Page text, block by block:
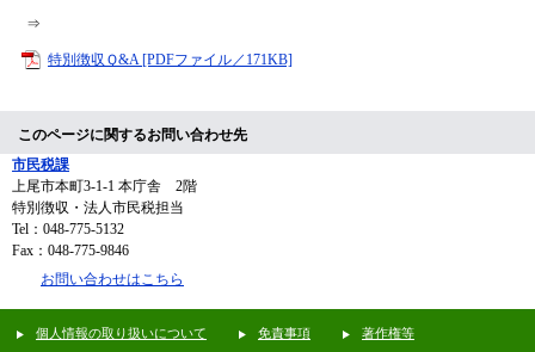
⇒
特別徴収Ｑ&A [PDFファイル／171KB]
このページに関するお問い合わせ先
市民税課
上尾市本町3-1-1 本庁舎 2階
特別徴収・法人市民税担当
Tel：048-775-5132
Fax：048-775-9846
お問い合わせはこちら
個人情報の取り扱いについて 免責事項
著作権等